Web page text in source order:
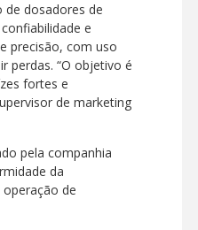
dosadores de
e
precisão, com uso
perdas. “O objetivo é
fortes e
de marketing
pela companhia
da
de